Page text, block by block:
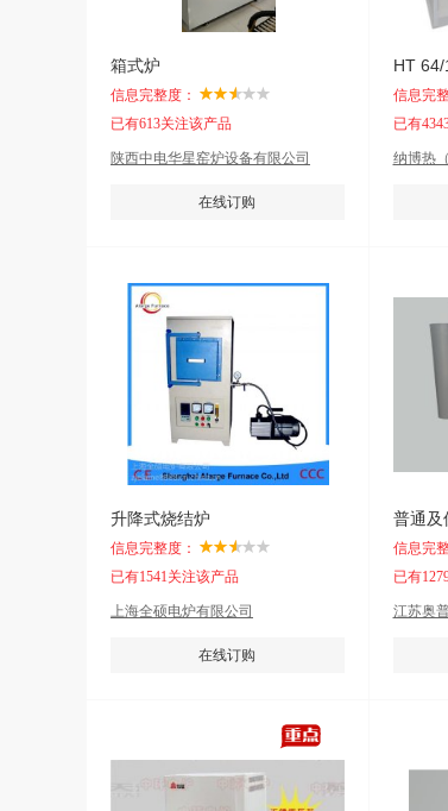
箱式炉
信息完整度：
已有613关注该产品
陕西中电华星窑炉设备有限公司
在线订购
HT
信息完
已有
纳博热
升降式烧结炉
信息完整度：
已有1541关注该产品
上海全硕电炉有限公司
在线订购
普通及
信息完
已有
江苏奥